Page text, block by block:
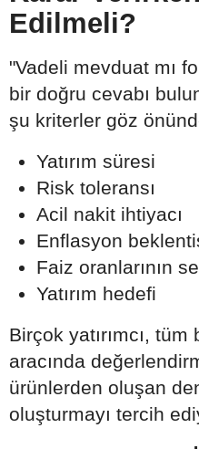
Edilmeli?
"Vadeli mevduat mı
bir doğru cevabı
şu kriterler göz
Yatırım süresi
Risk toleransı
Acil nakit ihtiyacı
Enflasyon
Faiz oranlarının
Yatırım hedefi
Birçok yatırımcı,
aracında
ürünlerden oluşan
oluşturmayı tercih